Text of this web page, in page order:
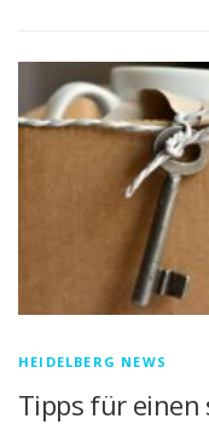
HEIDELBERG NEWS
Tipps für einen